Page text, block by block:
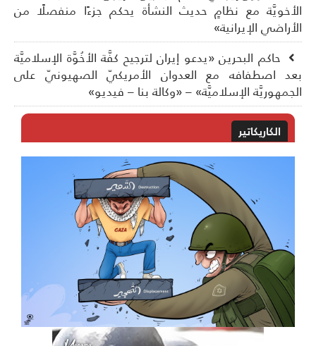
مع نظامٍ حديث النشأة يحكم جزءًا منفصلًا من
الإيرانية»
حاكم البحرين «يدعو إيران لترجيح كفَّة الأخُوَّة الإسلاميَّة
اصطفافه مع العدوان الأمريكيّ الصهيونيّ على
الإسلاميَّة» – «وكالة بنا – فيديو»
الكاريكاتير